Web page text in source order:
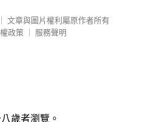
文章與圖片權利屬原作者所有
政策
服務聲明
歲者瀏覽。